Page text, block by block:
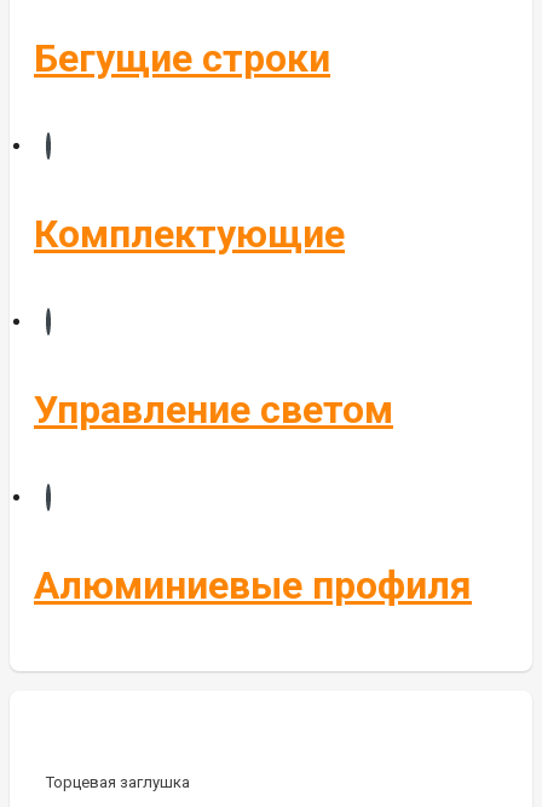
Бегущие строки
Комплектующие
Управление светом
Алюминиевые профиля
Торцевая заглушка